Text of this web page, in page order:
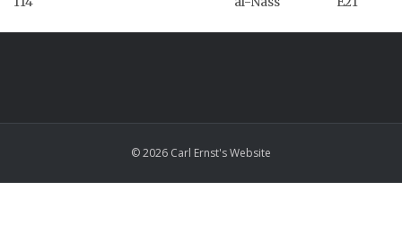
© 2026 Carl Ernst's Website